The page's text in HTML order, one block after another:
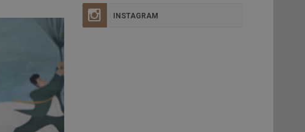
INSTAGRAM